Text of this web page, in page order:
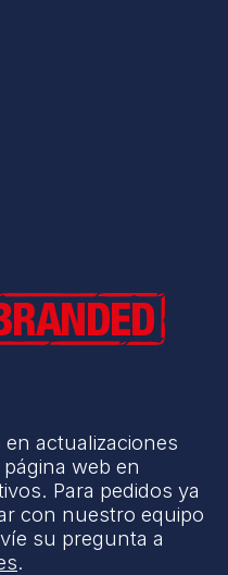
actualizaciones
web en
Para pedidos ya
con nuestro equipo
su pregunta a
.